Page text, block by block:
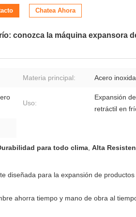
Chatea Ahora
conozca la máquina expansora
Materia principal: Acero
Uso:
Expansión
retráctil en
para todo clima, Alta
diseñada para la expansión de
ahorra tiempo y mano de obra al